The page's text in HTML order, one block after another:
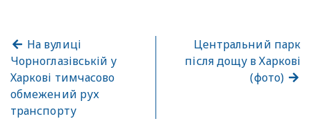
На вулиці
Чорноглазівській у
Харкові тимчасово
обмежений рух
транспорту
Центральний парк
після дощу в Харкові
(фото)